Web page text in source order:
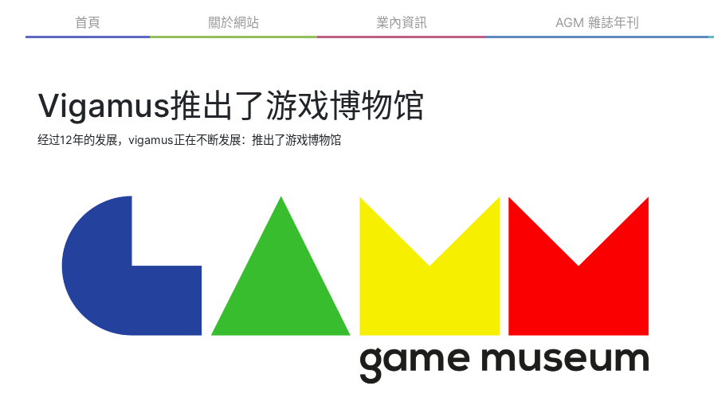
首頁 關於網站 業內資訊 AGM 雜誌年刊
Vigamus推出了游戏博物馆
经过12年的发展，vigamus正在不断发展：推出了游戏博物馆